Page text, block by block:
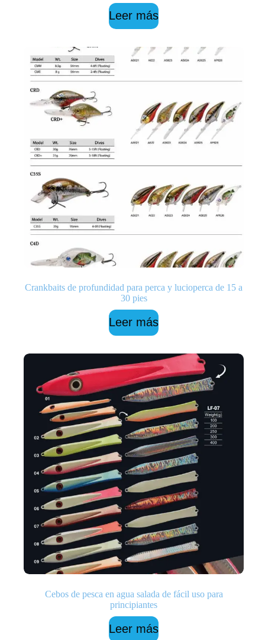
Leer más
Crankbaits de profundidad para perca y lucioperca de 15 a
30 pies
Leer más
Cebos de pesca en agua salada de fácil uso para
principiantes
Leer más